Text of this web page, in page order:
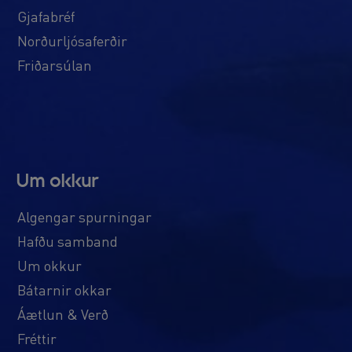
Gjafabréf
Norðurljósaferðir
Friðarsúlan
Um okkur
Algengar spurningar
Hafðu samband
Um okkur
Bátarnir okkar
Áætlun & Verð
Fréttir